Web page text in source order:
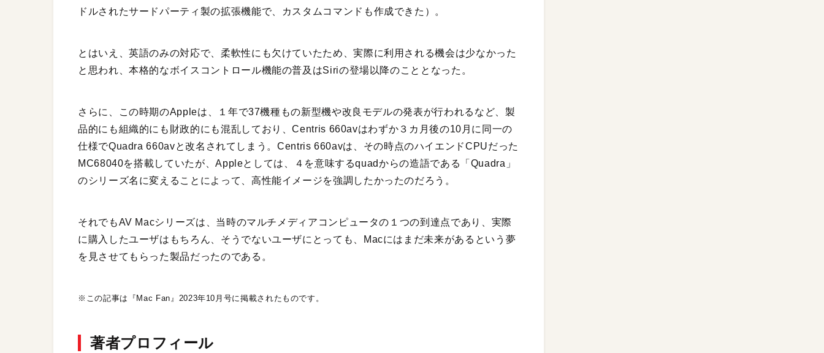
ドルされたサードパーティ製の拡張機能で、カスタムコマンドも作成できた）。
とはいえ、英語のみの対応で、柔軟性にも欠けていたため、実際に利用される機会は少なかった
と思われ、本格的なボイスコントロール機能の普及はSiriの登場以降のこととなった。
さらに、この時期のAppleは、１年で37機種もの新型機や改良モデルの発表が行われるなど、製
品的にも組織的にも財政的にも混乱しており、Centris 660avはわずか３カ月後の10月に同一の
仕様でQuadra 660avと改名されてしまう。Centris 660avは、その時点のハイエンドCPUだった
MC68040を搭載していたが、Appleとしては、４を意味するquadからの造語である「Quadra」
のシリーズ名に変えることによって、高性能イメージを強調したかったのだろう。
それでもAV Macシリーズは、当時のマルチメディアコンピュータの１つの到達点であり、実際
に購入したユーザはもちろん、そうでないユーザにとっても、Macにはまだ未来があるという夢
を見させてもらった製品だったのである。
※この記事は『Mac Fan』2023年10月号に掲載されたものです。
著者プロフィール